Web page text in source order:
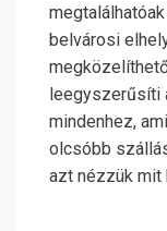
belvárosi
leegyszerűsíti
mindenhez,
olcsóbb
azt nézzük mit